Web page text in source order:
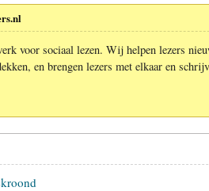
voor sociaal lezen. Wij helpen lezers
en brengen lezers met elkaar en